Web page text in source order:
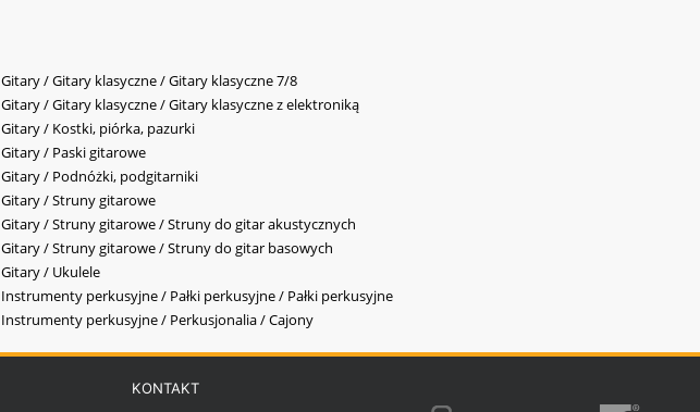
Gitary / Gitary klasyczne / Gitary klasyczne 7/8
Gitary / Gitary klasyczne / Gitary klasyczne z elektroniką
Gitary / Kostki, piórka, pazurki
Gitary / Paski gitarowe
Gitary / Podnóżki, podgitarniki
Gitary / Struny gitarowe
Gitary / Struny gitarowe / Struny do gitar akustycznych
Gitary / Struny gitarowe / Struny do gitar basowych
Gitary / Ukulele
Instrumenty perkusyjne / Pałki perkusyjne / Pałki perkusyjne
Instrumenty perkusyjne / Perkusjonalia / Cajony
KONTAKT